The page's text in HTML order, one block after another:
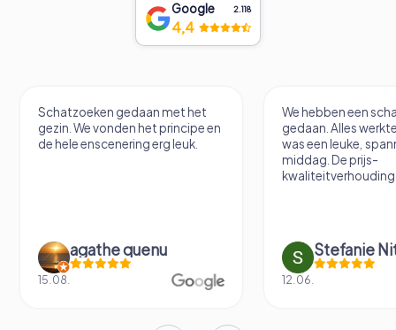
Google 2.118
4,4
Schatzoeken gedaan met het
gezin. We vonden het principe en
de hele enscenering erg leuk.
agathe quenu
15.08.
We hebben een
gedaan. Alles
was een leuke,
middag. De prijs-
kwaliteitverhouding
Stefanie
12.06.